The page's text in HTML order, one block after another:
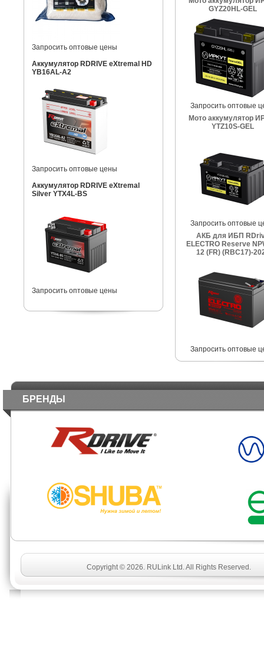
Запросить оптовые цены
Аккумулятор RDRIVE eXtremal HD
YB16AL-A2
Запросить оптовые цены
Аккумулятор RDRIVE eXtremal
Silver YTX4L-BS
Запросить оптовые цены
GYZ20HL-GEL
Запросить оптовые
Мото аккумулятор
YTZ10S-GEL
Запросить оптовые
АКБ для ИБП
ELECTRO Reserve
12 (FR) (RBC17)-
Запросить оптовые
БРЕНДЫ
Copyright © 2026. RULink Ltd. All Rights Reserved.